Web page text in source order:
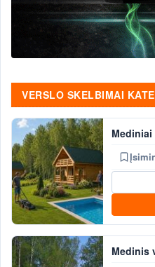
VERSLO SKELBIMAI
Medinis